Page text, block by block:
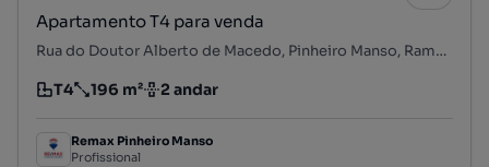
Apartamento T4 para venda
Rua do Doutor Alberto de Macedo, Pinheiro Manso, Ramalde, Porto, Porto
Tipologia
T4
Preço por metro quadrado
196 m²
Andar 2 andar
Remax Pinheiro Manso
Profissional